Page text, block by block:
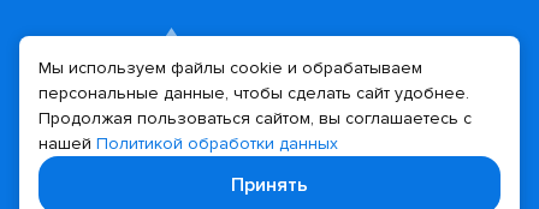
Политика конфиденциальности
Дизайн сайта Разработка сайта
Мы используем файлы cookie и обрабатываем
персональные данные, чтобы сделать сайт удобнее.
Продолжая пользоваться сайтом, вы соглашаетесь с
нашей Политикой обработки данных
Принять